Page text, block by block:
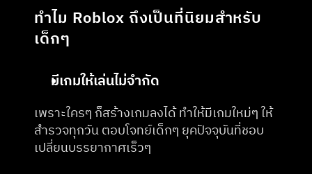
ทำไม Roblox ถึงเป็นที่นิยมสำหรับ
เด็กๆ
มีเกมให้เล่นไม่จำกัด
เพราะใครๆ ก็สร้างเกมลงได้ ทำให้มีเกมใหม่ๆ ให้
สำรวจทุกวัน ตอบโจทย์เด็กๆ ยุคปัจจุบันที่ชอบ
เปลี่ยนบรรยากาศเร็วๆ